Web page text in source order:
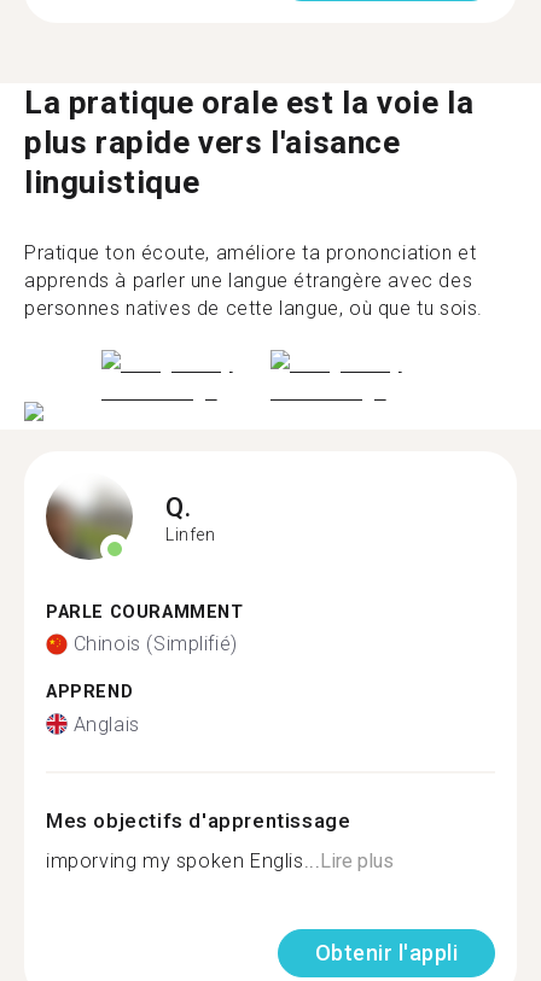
La pratique orale est la voie la
plus rapide vers l'aisance
linguistique
Pratique ton écoute, améliore ta prononciation et
apprends à parler une langue étrangère avec des
personnes natives de cette langue, où que tu sois.
Q.
Linfen
PARLE COURAMMENT
Chinois (Simplifié)
APPREND
Anglais
Mes objectifs d'apprentissage
imporving my spoken Englis... Lire plus
Obtenir l'appli